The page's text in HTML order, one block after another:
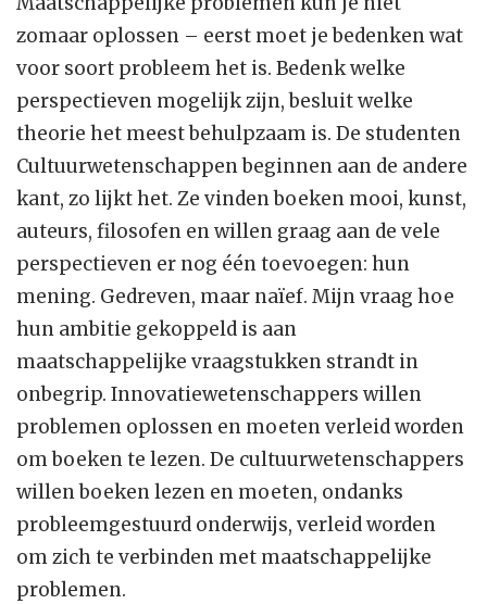
zomaar oplossen – eerst moet je bedenken wat
voor soort probleem het is. Bedenk welke
perspectieven mogelijk zijn, besluit welke
theorie het meest behulpzaam is. De studenten
Cultuurwetenschappen beginnen aan de andere
kant, zo lijkt het. Ze vinden boeken mooi, kunst,
auteurs, filosofen en willen graag aan de vele
perspectieven er nog één toevoegen: hun
mening. Gedreven, maar naïef. Mijn vraag hoe
hun ambitie gekoppeld is aan
maatschappelijke vraagstukken strandt in
onbegrip. Innovatie­wetenschappers willen
problemen oplossen en moeten verleid worden
om boeken te lezen. De cultuurwetenschappers
willen boeken lezen en moeten, ondanks
probleemgestuurd onderwijs, verleid worden
om zich te verbinden met maatschappelijke
problemen.